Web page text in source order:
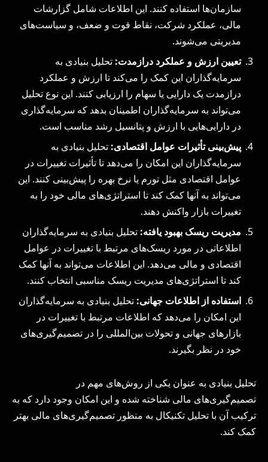
سازمان‌ها استفاده کنند. این اطلاعات شامل گزارشات
مالی، عملکرد شرکت، نقاط قوت و ضعف، و سیاست‌های
مدیریتی می‌شوند.
تعیین ارزش و عملکرد درازمدت: تحلیل بنیادی به
سرمایه‌گذاران این کمک را می‌کند تا ارزش و عملکرد
درازمدت یک دارایی یا سهام را ارزیابی کنند. این نوع تحلیل
می‌تواند به سرمایه‌گذاران اطمینان بدهد که سرمایه‌گذاری
در دارایی‌هایی با ارزش و پتانسیل رشد مناسب است.
پیش‌بینی تأثیرات عوامل اقتصادی: تحلیل بنیادی به
سرمایه‌گذاران این امکان را می‌دهد تا تأثیرات تغییرات در
عوامل اقتصادی مثل تورم یا نرخ بهره را پیش‌بینی کنند. این
می‌تواند به آنها کمک کند تا استراتژی‌های مالی خود را به
تغییرات بازار واکنش دهند.
مدیریت ریسک بهبود یافته: تحلیل بنیادی به سرمایه‌گذاران
اطلاعاتی در مورد ریسک‌های مرتبط با تغییرات در عوامل
اقتصادی و مالی می‌دهد. این اطلاعات می‌تواند به آنها کمک
کند تا استراتژی‌های مدیریت ریسک مناسبی انتخاب کنند.
استفاده از اطلاعات جهانی: تحلیل بنیادی به سرمایه‌گذاران
این امکان را می‌دهد که اطلاعات مرتبط با تغییرات در
بازارهای جهانی و تحولات بین‌المللی را در تصمیم‌گیری‌های
خود در نظر بگیرند.
تحلیل بنیادی به عنوان یکی از روش‌های مهم در
تصمیم‌گیری‌های مالی شناخته شده و این امکان وجود دارد که به
ترکیب آن با تحلیل تکنیکال به منظور تصمیم‌گیری‌های مالی بهتر
کمک کند.